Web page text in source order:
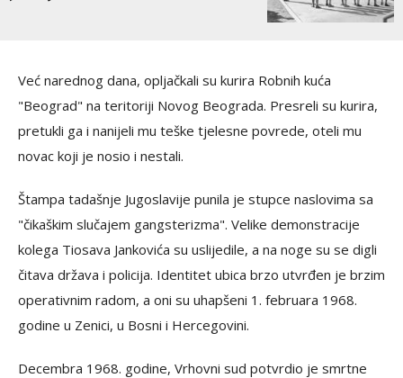
Već narednog dana, opljačkali su kurira Robnih kuća
"Beograd" na teritoriji Novog Beograda. Presreli su kurira,
pretukli ga i nanijeli mu teške tjelesne povrede, oteli mu
novac koji je nosio i nestali.
Štampa tadašnje Jugoslavije punila je stupce naslovima sa
"čikaškim slučajem gangsterizma". Velike demonstracije
kolega Tiosava Jankovića su uslijedile, a na noge su se digli
čitava država i policija. Identitet ubica brzo utvrđen je brzim
operativnim radom, a oni su uhapšeni 1. februara 1968.
godine u Zenici, u Bosni i Hercegovini.
Decembra 1968. godine, Vrhovni sud potvrdio je smrtne